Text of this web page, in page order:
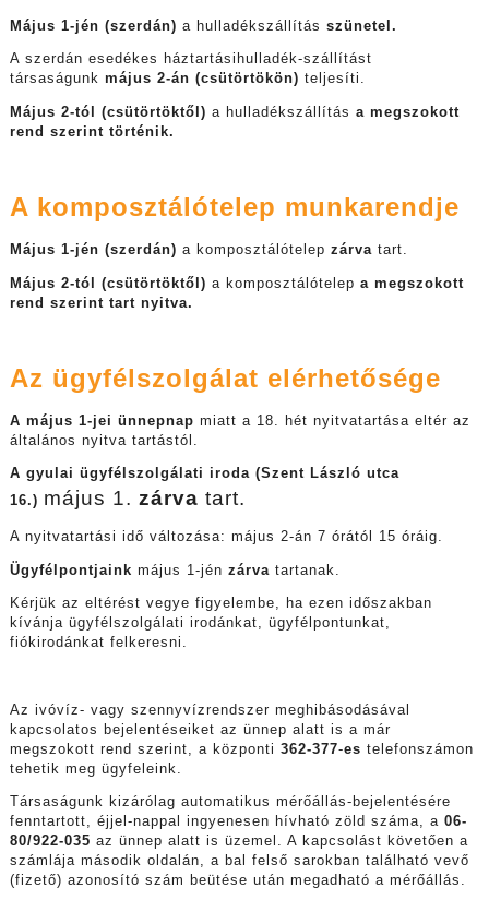
Május 1-jén (szerdán) a hulladékszállítás szünetel.
A szerdán esedékes háztartásihulladék-szállítást
társaságunk május 2-án (csütörtökön) teljesíti.
Május 2-tól (csütörtöktől) a hulladékszállítás a megszokott
rend szerint történik.
A komposztálótelep munkarendje
Május 1-jén (szerdán) a komposztálótelep zárvatart.
Május 2-tól (csütörtöktől) a komposztálótelep a megszokott
rend szerint tart nyitva.
Az ügyfélszolgálat elérhetősége
A május 1-jei ünnepnap miatt a 18. hét nyitvatartása eltér az
általános nyitva tartástól.
A gyulai ügyfélszolgálati iroda (Szent László utca
16.) május 1. zárva tart.
A nyitvatartási idő változása: május 2-án 7 órától 15 óráig.
Ügyfélpontjaink május 1-jén zárva tartanak.
Kérjük az eltérést vegye figyelembe, ha ezen időszakban
kívánja ügyfélszolgálati irodánkat, ügyfélpontunkat,
fiókirodánkat felkeresni.
Az ivóvíz- vagy szennyvízrendszer meghibásodásával
kapcsolatos bejelentéseiket az ünnep alatt is a már
megszokott rend szerint, a központi 362-377-es telefonszámon
tehetik meg ügyfeleink.
Társaságunk kizárólag automatikus mérőállás-bejelentésére
fenntartott, éjjel-nappal ingyenesen hívható zöld száma, a 06-
80/922-035 az ünnep alatt is üzemel. A kapcsolást követően a
számlája második oldalán, a bal felső sarokban található vevő
(fizető) azonosító szám beütése után megadható a mérőállás.